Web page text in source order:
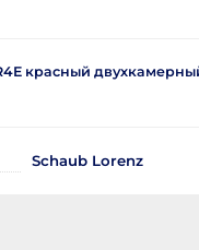
красный
Schaub Lorenz